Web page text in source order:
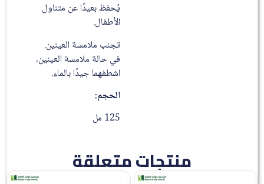
يُحفظ بعيدًا عن متناول
الأطفال.
تجنب ملامسة العينين.
في حالة ملامسة العينين،
اشطفهما جيدًا بالماء.
الحجم:
125 مل
منتجات متعلقة